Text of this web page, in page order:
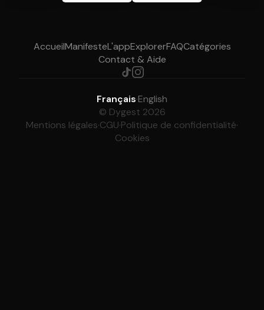
AccueilManifesteL'appExplorerFAQCatégories
Contact & Aide
Français·English
© Dygest 2026
Mentions légales·CGU·Politique de confidentialité·
Cookies